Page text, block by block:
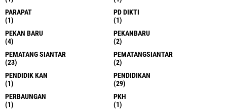
PARAPAT
(1)
PD DIKTI
(1)
PEKAN BARU
(4)
PEKANBARU
(2)
PEMATANG SIANTAR
(23)
PEMATANGSIANTAR
(2)
PENDIDIK KAN
(1)
PENDIDIKAN
(29)
PERBAUNGAN
(1)
PKH
(1)